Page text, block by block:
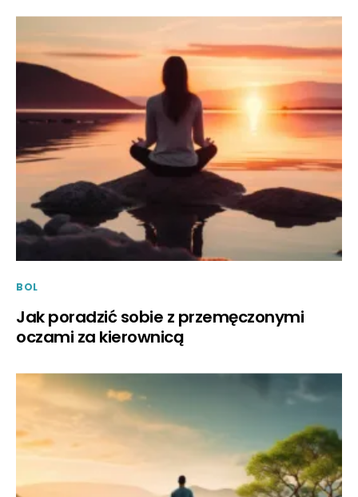
BOL
Jak poradzić sobie z przemęczonymi
oczami za kierownicą